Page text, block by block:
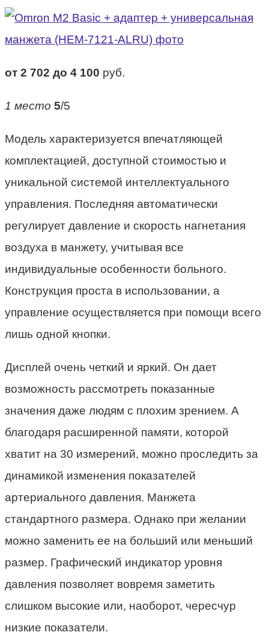
от 2 702 до 4 100 руб.
1 место 5/5
Модель характеризуется впечатляющей
комплектацией, доступной стоимостью и
уникальной системой интеллектуального
управления. Последняя автоматически
регулирует давление и скорость нагнетания
воздуха в манжету, учитывая все
индивидуальные особенности больного.
Конструкция проста в использовании, а
управление осуществляется при помощи всего
лишь одной кнопки.
Дисплей очень четкий и яркий. Он дает
возможность рассмотреть показанные
значения даже людям с плохим зрением. А
благодаря расширенной памяти, которой
хватит на 30 измерений, можно проследить за
динамикой изменения показателей
артериального давления. Манжета
стандартного размера. Однако при желании
можно заменить ее на больший или меньший
размер. Графический индикатор уровня
давления позволяет вовремя заметить
слишком высокие или, наоборот, чересчур
низкие показатели.